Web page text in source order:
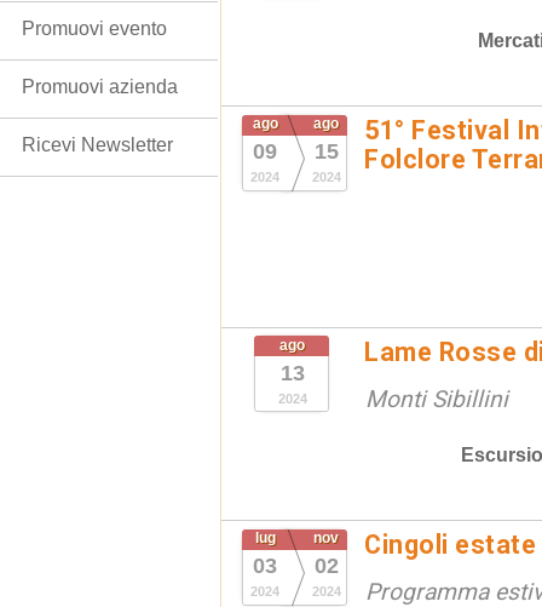
ago
09
2024
ago
15
2024
51° Festival
Folclore
ago
13
2024
Lame Rosse
Monti Sibillini
lug
03
2024
nov
02
2024
Cingoli estate
Programma
Promuovi evento
Promuovi azienda
Ricevi Newsletter